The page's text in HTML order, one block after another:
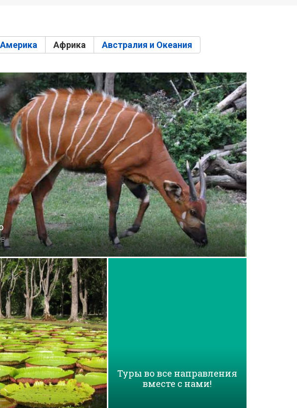
Африка (активная вкладка)
Австралия и Океания
Туры во все направления
вместе с нами!